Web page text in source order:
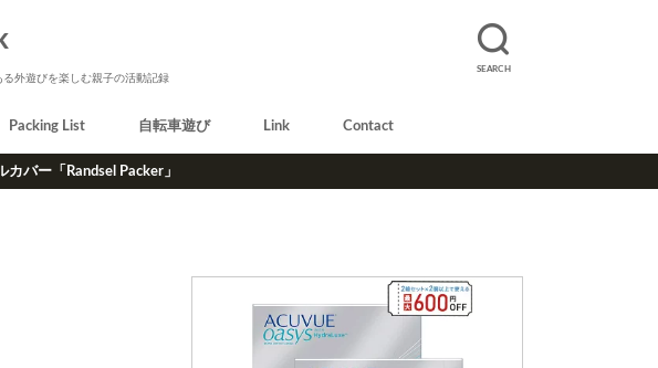
SEARCH
外遊びを楽しむ親子の活動記録
Packing List 自転車遊び Link Contact
バー「Randsel Packer」